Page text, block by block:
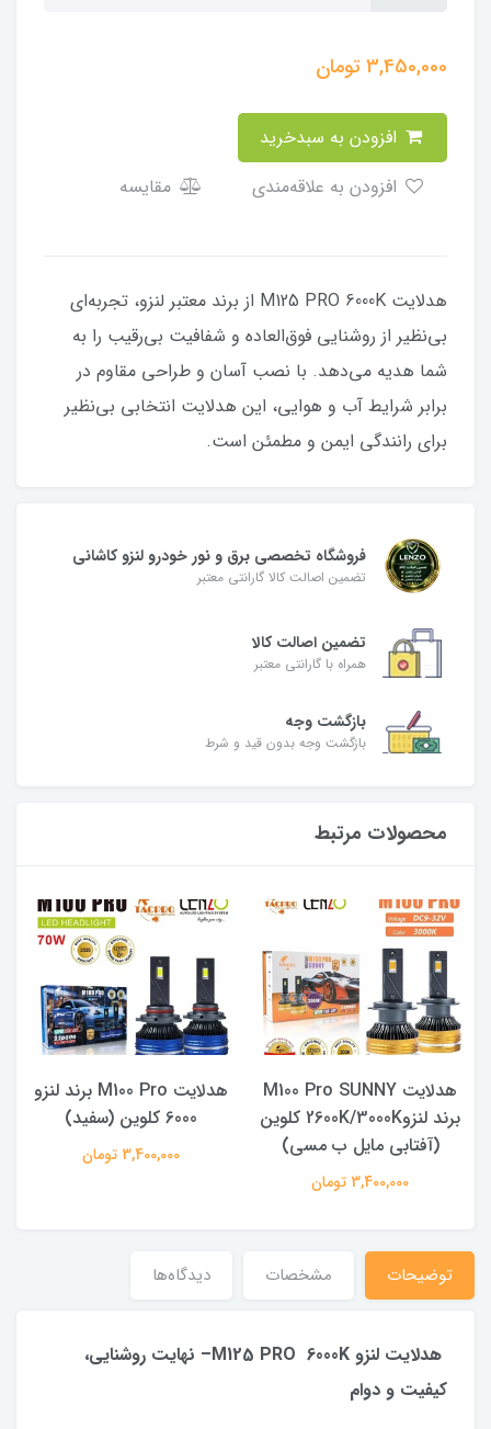
3,450,000تومان
مقایسه
هدلایت M125 PRO 6000K از برند معتبر لنزو، تجربه‌ای
بی‌نظیر از روشنایی فوق‌العاده و شفافیت بی‌رقیب را به
شما هدیه می‌دهد. با نصب آسان و طراحی مقاوم در
برابر شرایط آب و هوایی، این هدلایت انتخابی بی‌نظیر
برای رانندگی ایمن و مطمئن است.
فروشگاه تخصصی برق و نور خودرو لنزو کاشانی
تضمین اصالت کالا گارانتی معتبر
تضمین اصالت کالا
همراه با گارانتی معتبر
بازگشت وجه
بازگشت وجه بدون قید و شرط
محصولات مرتبط
هدلایت M100 Pro برند لنزو
6000 کلوین (سفید)
3,400,000 تومان
هدلایت F44 PRO برند لنزو
1,600,000 تومان
توضیحات مشخصات دیدگاه‌ها
هدلایت لنزو M125 PRO 6000K– نهایت روشنایی،
کیفیت و دوام